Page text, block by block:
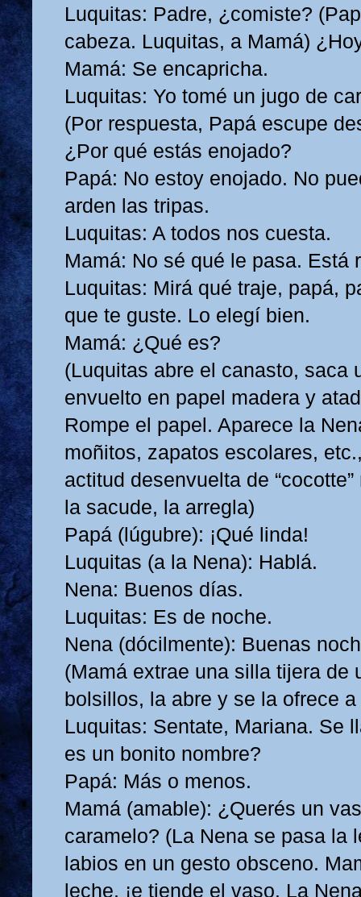
Luquitas: Padre, ¿comiste?
cabeza. Luquitas, a Mamá)
Mamá: Se encapricha.
Luquitas: Yo tomé un jugo de
(Por respuesta, Papá escupe
¿Por qué estás enojado?
Papá: No estoy enojado. No
arden las tripas.
Luquitas: A todos nos cuesta.
Mamá: No sé qué le pasa. Está
Luquitas: Mirá qué traje, papá,
que te guste. Lo elegí bien.
Mamá: ¿Qué es?
(Luquitas abre el canasto, saca
envuelto en papel madera y
Rompe el papel. Aparece la
moñitos, zapatos escolares,
actitud desenvuelta de
la sacude, la arregla)
Papá (lúgubre): ¡Qué linda!
Luquitas (a la Nena): Hablá.
Nena: Buenos días.
Luquitas: Es de noche.
Nena (dócilmente): Buenas
(Mamá extrae una silla tijera de
bolsillos, la abre y se la ofrece
Luquitas: Sentate, Mariana. Se
es un bonito nombre?
Papá: Más o menos.
Mamá (amable): ¿Querés un
caramelo? (La Nena se pasa la
labios en un gesto obsceno.
leche, ¡e tiende el vaso. La